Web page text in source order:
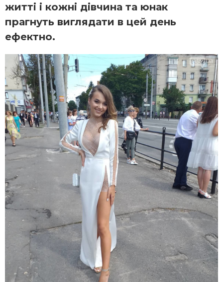
житті і кожні дівчина та юнак
прагнуть виглядати в цей день
ефектно.